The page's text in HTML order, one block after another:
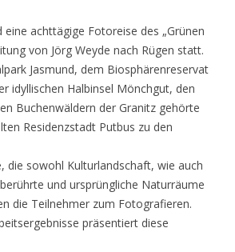
achttägige Fotoreise des „Grünen
von Jörg Weyde nach Rügen statt.
Jasmund, dem Biosphärenreservat
idyllischen Halbinsel Mönchgut, den
Buchenwäldern der Granitz gehörte
Residenzstadt Putbus zu den
die sowohl Kulturlandschaft, wie auch
und ursprüngliche Naturräume
die Teilnehmer zum Fotografieren.
präsentiert diese